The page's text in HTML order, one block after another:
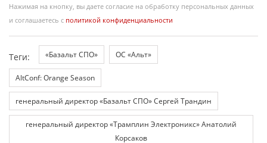
Нажимая на кнопку, вы даете согласие на обработку персональных данных
и соглашаетесь с политикой конфиденциальности
Теги: «Базальт СПО» ОС «Альт»
AltConf: Orange Season
генеральный директор «Базальт СПО» Сергей Трандин
генеральный директор «Трамплин Электроникс» Анатолий
Корсаков